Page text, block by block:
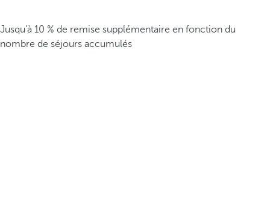
Jusqu’à 10 % de remise supplémentaire en fonction du
nombre de séjours accumulés